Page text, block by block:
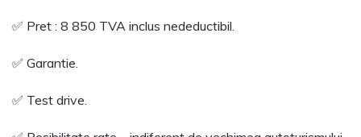
✅ Pret : 8 850 TVA inclus nedeductibil.
✅ Garantie.
✅ Test drive.